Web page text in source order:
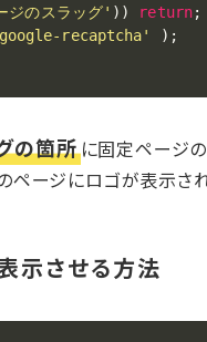
ジのスラッグ' ) ) return;
recaptcha' ) ;
の箇所に固定ページの
ージにロゴが表示され
示させる方法